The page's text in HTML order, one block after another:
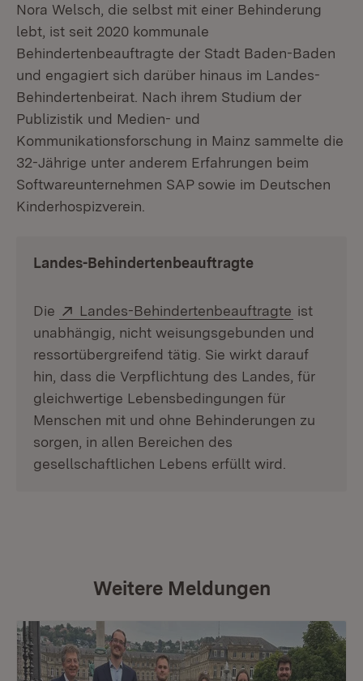
Nora Welsch, die selbst mit einer Behinderung
lebt, ist seit 2020 kommunale
Behindertenbeauftragte der Stadt Baden-Baden
und engagiert sich darüber hinaus im Landes-
Behindertenbeirat. Nach ihrem Studium der
Publizistik und Medien- und
Kommunikationsforschung in Mainz sammelte die
32-Jährige unter anderem Erfahrungen beim
Softwareunternehmen SAP sowie im Deutschen
Kinderhospizverein.
Landes-Behindertenbeauftragte
Die Extern:
Landes-Behindertenbeauftragte (Öffnet in
ist
unabhängig, nicht weisungsgebunden und
ressortübergreifend tätig. Sie wirkt darauf
hin, dass die Verpflichtung des Landes, für
gleichwertige Lebensbedingungen für
Menschen mit und ohne Behinderungen zu
sorgen, in allen Bereichen des
gesellschaftlichen Lebens erfüllt wird.
Weitere Meldungen